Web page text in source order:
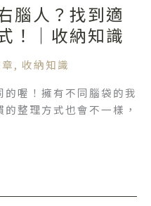
腦人？找到適
！｜收納知識
, 收納知識
喔！擁有不同腦袋的我
整理方式也會不一樣，